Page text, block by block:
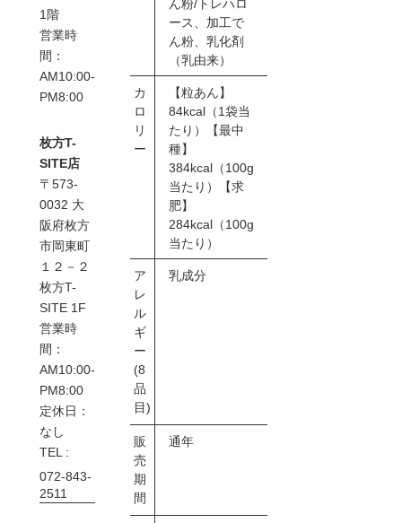
1階
営業時
間：
AM10:00-
PM8:00
枚方T-
SITE店
〒573-
0032 大
阪府枚方
市岡東町
１２－２
枚方T-
SITE 1F
営業時
間：
AM10:00-
PM8:00
定休日：
なし
TEL :
072-843-
2511
ん粉/トレハロ
ース、加工で
ん粉、乳化剤
（乳由来）
カ
ロ
リ
ー
【粒あん】
84kcal（1袋当
たり）【最中
種】
384kcal（100g
当たり）【求
肥】
284kcal（100g
当たり）
ア
レ
ル
ギ
ー
(8
品
目)
乳成分
販
売
期
間
通年